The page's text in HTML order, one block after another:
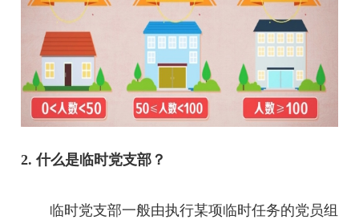
2. 什么是临时党支部？
临时党支部一般由执行某项临时任务的党员组